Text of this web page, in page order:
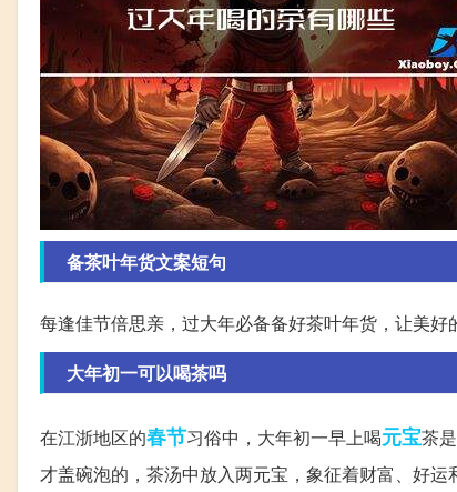
备茶叶年货文案短句
每逢佳节倍思亲，过大年必备备好茶叶年货，让美好
大年初一可以喝茶吗
在江浙地区的春节习俗中，大年初一早上喝元宝茶
才盖碗泡的，茶汤中放入两元宝，象征着财富、好运